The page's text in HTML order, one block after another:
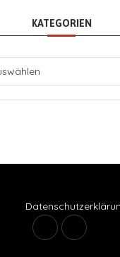
KATEGORIEN